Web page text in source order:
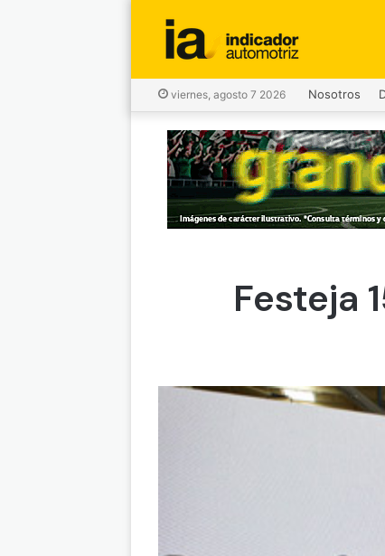
viernes, agosto 7 2026 Nosotros
Festeja